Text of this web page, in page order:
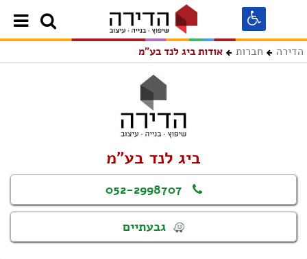
הדירה חברות אודות ביג לנד בע"מ
ביג לנד בע"מ
052-2998707
גבעתיים